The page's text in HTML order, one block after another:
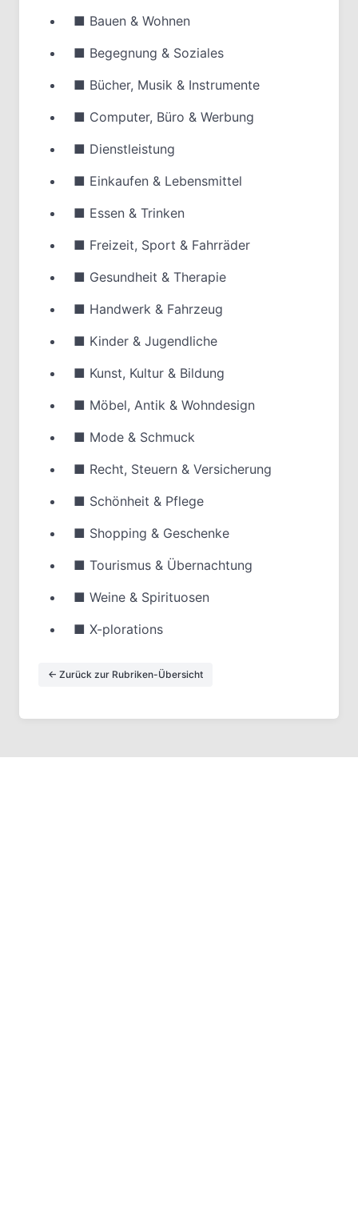
■ Bauen & Wohnen
■ Begegnung & Soziales
■ Bücher, Musik & Instrumente
■ Computer, Büro & Werbung
■ Dienstleistung
■ Einkaufen & Lebensmittel
■ Essen & Trinken
■ Freizeit, Sport & Fahrräder
■ Gesundheit & Therapie
■ Handwerk & Fahrzeug
■ Kinder & Jugendliche
■ Kunst, Kultur & Bildung
■ Möbel, Antik & Wohndesign
■ Mode & Schmuck
■ Recht, Steuern & Versicherung
■ Schönheit & Pflege
■ Shopping & Geschenke
■ Tourismus & Übernachtung
■ Weine & Spirituosen
■ X-plorations
← Zurück zur Rubriken-Übersicht